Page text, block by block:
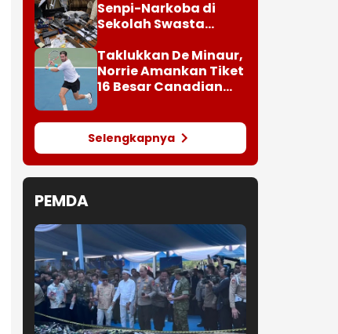
Senpi-Narkoba di
Sekolah Swasta
Taklukkan De Minaur,
Norrie Amankan Tiket
16 Besar Canadian
Selengkapnya
PEMDA